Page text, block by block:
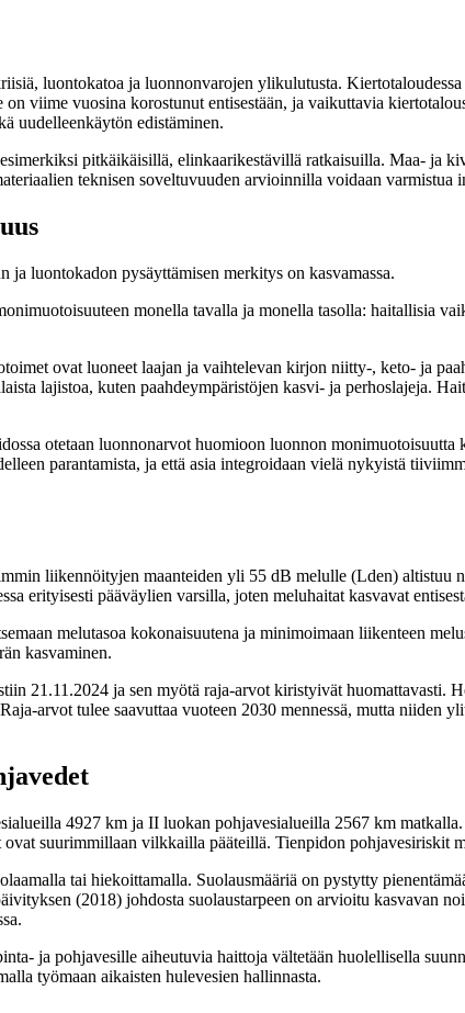
luontokatoa ja luonnonvarojen ylikulutusta.
viime vuosina korostunut entisestään, ja vaikuttavia
uudelleenkäytön edistäminen.
pitkäikäisillä, elinkaarikestävillä ratkaisuilla. Maa- ja
teknisen soveltuvuuden arvioinnilla voidaan varmistua
ja luontokadon pysäyttämisen merkitys on kasvamassa.
monella tavalla ja monella tasolla: haitallisia
ovat luoneet laajan ja vaihtelevan kirjon niitty-, keto- ja
lajistoa, kuten paahdeympäristöjen kasvi- ja perhoslajeja.
otetaan luonnonarvot huomioon luonnon
parantamista, ja että asia integroidaan vielä nykyistä
liikennöityjen maanteiden yli 55 dB melulle (Lden)
erityisesti pääväylien varsilla, joten meluhaitat kasvavat
melutasoa kokonaisuutena ja minimoimaan liikenteen
kasvaminen.
21.11.2024 ja sen myötä raja-arvot kiristyivät huomattavasti.
arvot tulee saavuttaa vuoteen 2030 mennessä, mutta niiden
4927 km ja II luokan pohjavesialueilla 2567 km
suurimmillaan vilkkailla pääteillä. Tienpidon pohjavesiriskit
tai hiekoittamalla. Suolausmääriä on pystytty
(2018) johdosta suolaustarpeen on arvioitu kasvavan
ja pohjavesille aiheutuvia haittoja vältetään huolellisella
työmaan aikaisten hulevesien hallinnasta.